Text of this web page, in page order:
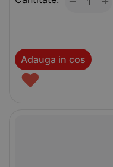
Adauga in cos
♥